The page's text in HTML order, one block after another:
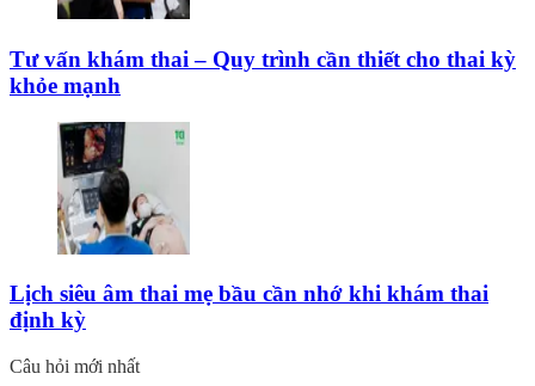
Tư vấn khám thai – Quy trình cần thiết cho thai kỳ
khỏe mạnh
Lịch siêu âm thai mẹ bầu cần nhớ khi khám thai
định kỳ
Câu hỏi mới nhất